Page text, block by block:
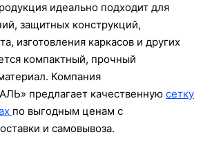
идеально подходит для
защитных конструкций,
изготовления каркасов и других
компактный, прочный
Компания
предлагает качественную сетку
по выгодным ценам с
и самовывоза.